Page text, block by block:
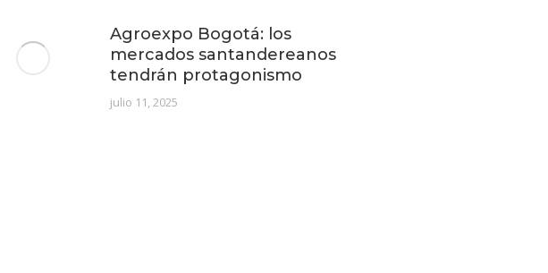
Agroexpo Bogotá: los
mercados santandereanos
tendrán protagonismo
julio 11, 2025